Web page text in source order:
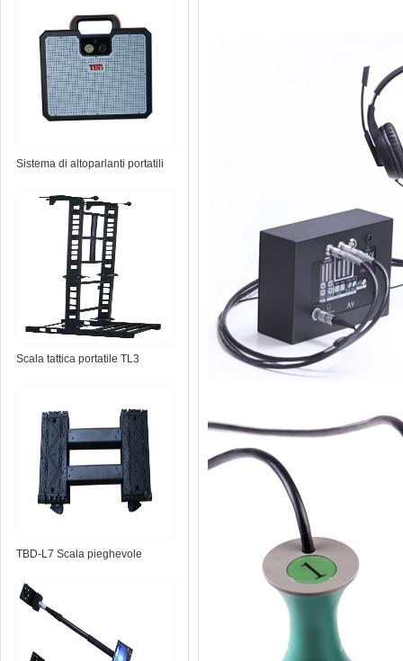
Sistema di altoparlanti portatili
Scala tattica portatile TL3
TBD-L7 Scala pieghevole